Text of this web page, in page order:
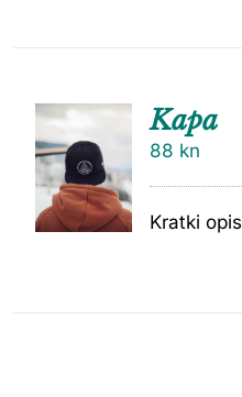
KOŠARI
CU
Kapa
88 kn
Kratki opis